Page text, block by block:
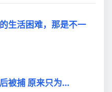
生活困难，那是不一
被捕 原来只为…